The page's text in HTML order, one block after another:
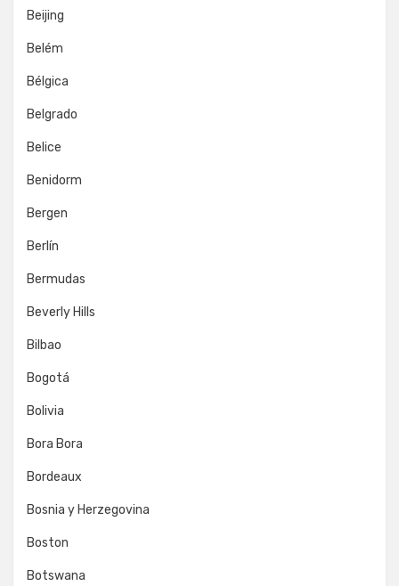
Beijing
Belém
Bélgica
Belgrado
Belice
Benidorm
Bergen
Berlín
Bermudas
Beverly Hills
Bilbao
Bogotá
Bolivia
Bora Bora
Bordeaux
Bosnia y Herzegovina
Boston
Botswana